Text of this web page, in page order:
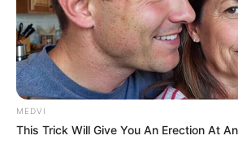
MEDVI
This Trick Will Give You An Erection At